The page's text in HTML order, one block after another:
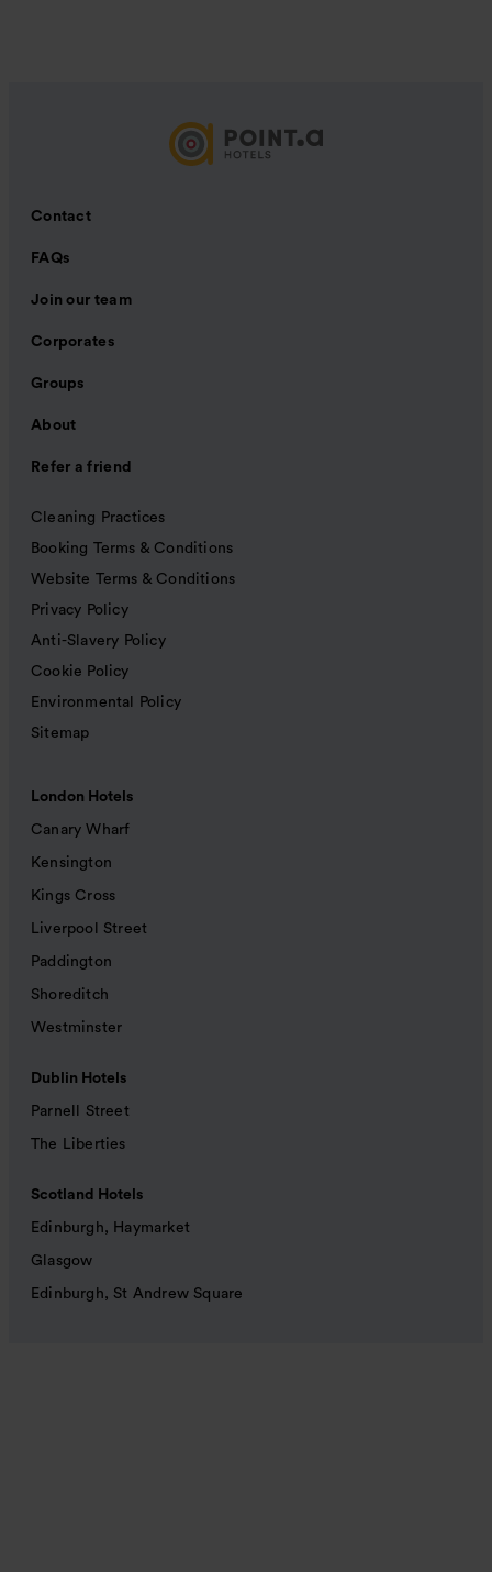
Contact
FAQs
Join our team
Corporates
Groups
About
Refer a friend
Cleaning Practices
Booking Terms & Conditions
Website Terms & Conditions
Privacy Policy
Anti-Slavery Policy
Cookie Policy
Environmental Policy
Sitemap
London Hotels
Canary Wharf
Kensington
Kings Cross
Liverpool Street
Paddington
Shoreditch
Westminster
Dublin Hotels
Parnell Street
The Liberties
Scotland Hotels
Edinburgh, Haymarket
Glasgow
Edinburgh, St Andrew Square